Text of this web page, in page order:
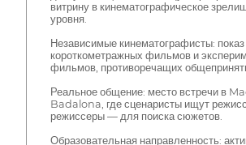
витрину в кинематографическое
уровня.
Независимые кинематографисты: показ
короткометражных фильмов и
фильмов, противоречащих
Реальное общение: место встречи в
Badalona, где сценаристы ищут
режиссеры — для поиска сюжетов.
Образовательная направленность: